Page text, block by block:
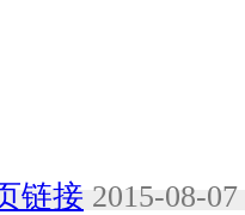
链接 2015-08-